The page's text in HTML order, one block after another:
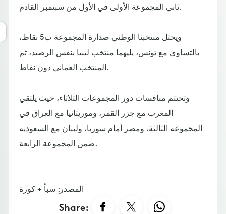
ثاني المجموعة الأولى في الأول من سبتمبر القادم.
ويحتل منتخبنا الوطني صدارة المجموعة ب5 نقاط،
بالتساوي مع تونس، يليهما منتخب ليبيا بنفس الرصيد، ثم
المنتخب العماني دون نقاط.
وتختتم منافسات دور المجموعات الثلاثاء، حيث يلتقي
المغرب مع جزر القمر، وموريتانيا مع العراق في
المجموعة الثالثة، ومصر أمام سوريا، ولبنان مع السعودية
ضمن المجموعة الرابعة.
المصدر: سبأ + كورة
Share: